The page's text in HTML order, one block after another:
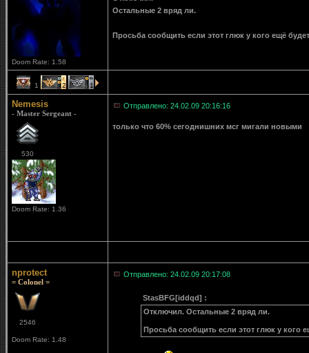
Doom Rate: 1.58
Остальные 2 вряд ли.
Просьба сообщить если этот глюк у кого ещё
1 2 1
Nemesis
- Master Sergeant -
530
Doom Rate: 1.36
Отправлено: 24.02.09 20:16:16
только что 60% сегоднишних мсг мигали новыми
nprotect
= Colonel =
2546
Doom Rate: 1.48
Отправлено: 24.02.09 20:17:08
StasBFG[iddqd] :
Отключил. Остальные 2 вряд ли.
Просьба сообщить если этот глюк у кого